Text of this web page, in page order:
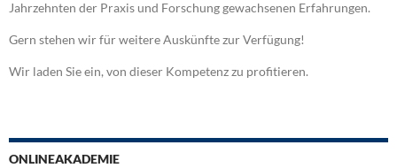
Jahrzehnten der Praxis und Forschung gewachsenen Erfahrungen.
Gern stehen wir für weitere Auskünfte zur Verfügung!
Wir laden Sie ein, von dieser Kompetenz zu profitieren.
ONLINEAKADEMIE